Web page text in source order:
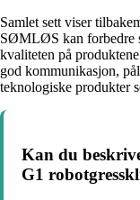
Samlet sett viser
SØMLØS kan forbedre
kvaliteten på
god kommunikasjon,
teknologiske produkter
Kan du
G1